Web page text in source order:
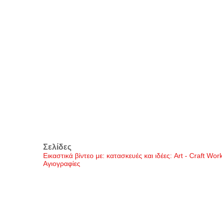
Σελίδες
Εικαστικά βίντεο με: κατασκευές και ιδέες: Art - Craft
Αγιογραφίες